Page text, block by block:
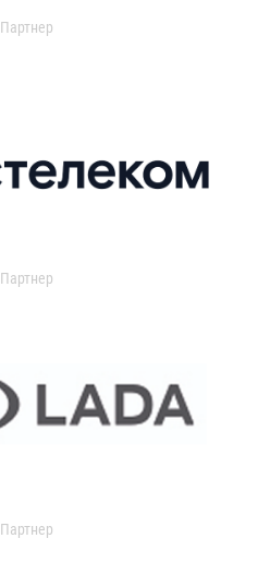
Партнер
Партнер
Партнер